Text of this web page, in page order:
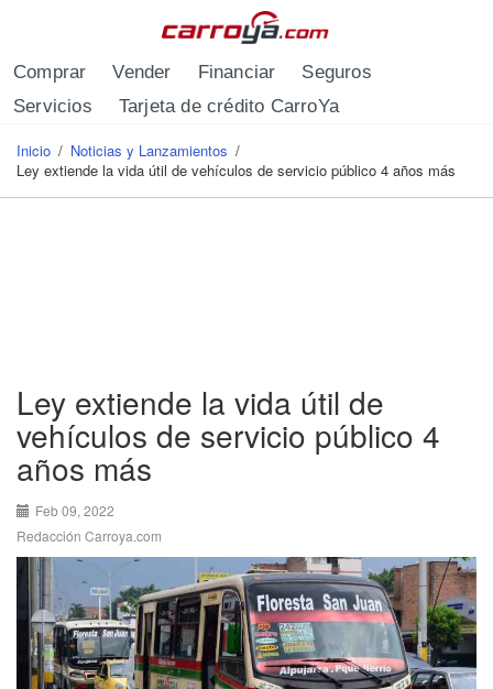
Comprar Vender Financiar
Seguros
Servicios
Tarjeta de crédito CarroYa
Se encuentra usted aquí
Inicio / Noticias y Lanzamientos /
Ley extiende la vida útil de vehículos de servicio público 4 años más
Ley extiende la vida útil de
vehículos de servicio público 4
años más
Feb 09, 2022
Redacción Carroya.com